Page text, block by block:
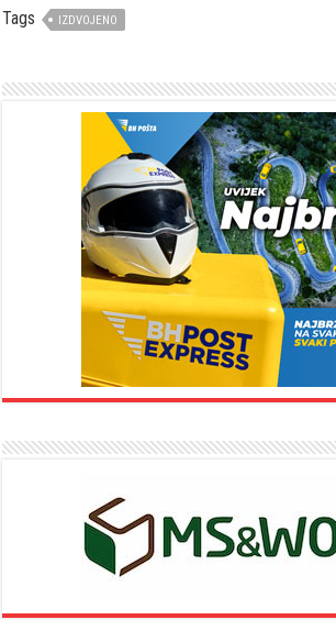
Tags IZDVOJENO